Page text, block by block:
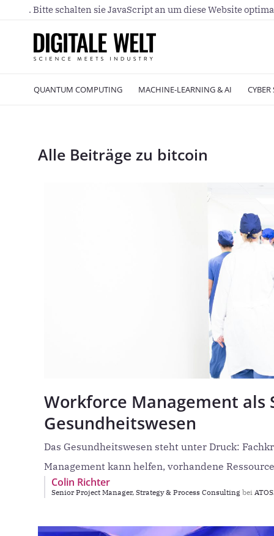
. Bitte schalten sie JavaScript an um diese Website
QUANTUM COMPUTING MACHINE-LEARNING & AI CYBER
Alle Beiträge zu bitcoin
Workforce Management
Gesundheitswesen
Das Gesundheitswesen steht unter Druck:
Management kann helfen, vorhandene
Colin Richter
Senior Project Manager, Strategy & Process Consulting bei